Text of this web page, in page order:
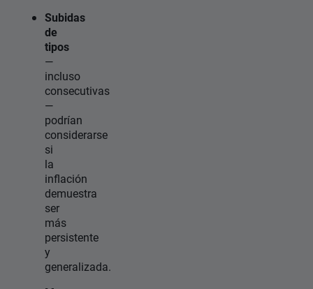
Subidas
de
tipos
—
incluso
consecutivas
—
podrían
considerarse
si
la
inflación
demuestra
ser
más
persistente
y
generalizada.